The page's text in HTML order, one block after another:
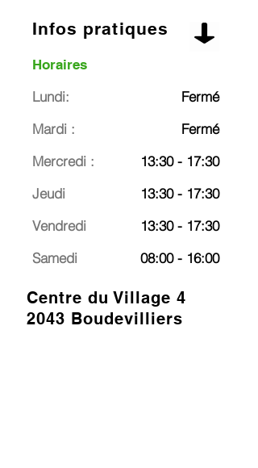
Infos pratiques
Horaires
Lundi:
Mardi :
Mercredi :
Jeudi
Vendredi
Samedi
Fermé
Fermé
13:30 - 17:30
13:30 - 17:30
13:30 - 17:30
08:00 - 16:00
Centre du Village 4
2043 Boudevilliers